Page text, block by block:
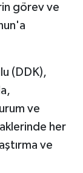
görev ve
(DDK),
ve
her
ve